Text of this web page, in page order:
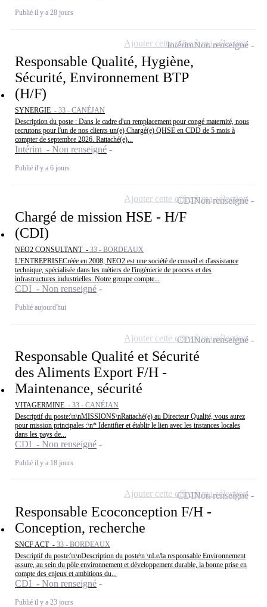
Publié il y a 28 jours
Responsable Qualité, Hygiène,
Sécurité, Environnement BTP
(H/F)
SYNERGIE - 33 - CANÉJAN
Description du poste : Dans le cadre d'un remplacement pour congé maternité, nous
recrutons pour l'un de nos clients un(e) Chargé(e) QHSE en CDD de 5 mois à
compter de septembre 2026. Rattaché(e)...
Intérim - Non renseigné
Publié il y a 6 jours
IntérimNon renseigné
Ajouter cette offre à ma sélection
Chargé de mission HSE - H/F
(CDI)
NEO2 CONSULTANT - 33 - BORDEAUX
L'ENTREPRISECréée en 2008, NEO2 est une société de conseil et d'assistance
technique, spécialisée dans les métiers de l'ingénierie de process et des
infrastructures industrielles. Notre groupe compte...
CDI - Non renseigné
Publié aujourd'hui
CDINon renseigné
Ajouter cette offre à ma sélection
Responsable Qualité et Sécurité
des Aliments Export F/H -
Maintenance, sécurité
VITAGERMINE - 33 - CANÉJAN
Descriptif du poste:\n\nMISSIONS\nRattaché(e) au Directeur Qualité, vous aurez
pour mission principales :\n* Identifier et établir le lien avec les instances locales
dans les pays de...
CDI - Non renseigné
Publié il y a 18 jours
CDINon renseigné
Ajouter cette offre à ma sélection
Responsable Ecoconception F/H -
Conception, recherche
SNCF ACT - 33 - BORDEAUX
Descriptif du poste:\n\nDescription du poste\n \nLe/la responsable Environnement
assure, au sein du pôle environnement et développement durable, la bonne prise en
compte des enjeux et ambitions du...
CDI - Non renseigné
Publié il y a 23 jours
CDINon renseigné
Ajouter cette offre à ma sélection